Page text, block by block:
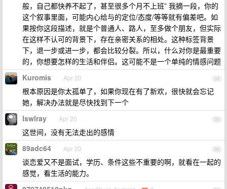
般，自己都快养不起了，甚至很多个月不上班” 我摘一段，你的
这个叙事里面，可能内心给与的定位/态度/等等就有偏差吧。如
果按你这段描述，就是个普通人、路人，至多做个朋友，但实际
在这样不认可的背景下，存在亲密关系的相处。这种标签背景
下，退一步或进一步，都会比较分裂。所以，什么对你是最重要
的，你想要怎样的生活和伴侣。这可能不是一个单纯的情感问题
34
Kuromis Apr 20
根本原因是你太孤单了，如果你现在有了新欢，很快就会忘记
她，解决办法就是尽快找到下一个
35
lswlray Apr 20
这世间，没有无法走出的感情
36
89adc64 Apr 20
谈恋爱又不是面试，学历、条件这些不重要的啊，就看在一起的
感觉，看生活的能力。